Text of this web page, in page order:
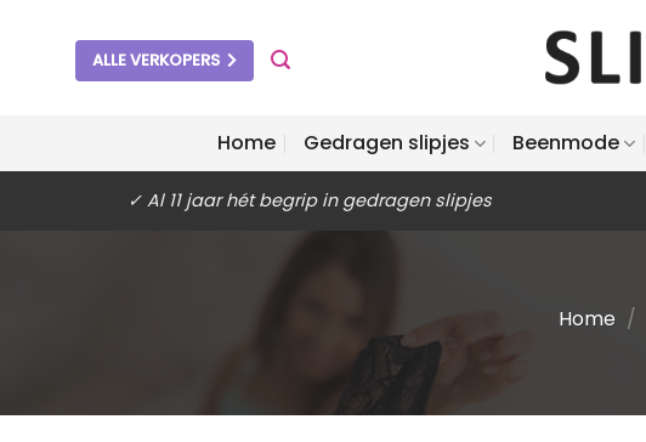
ALLE VERKOPERS
Home Gedragen slipjes Beenmode
✓ Al 11 jaar hét begrip in gedragen slipjes
Home /